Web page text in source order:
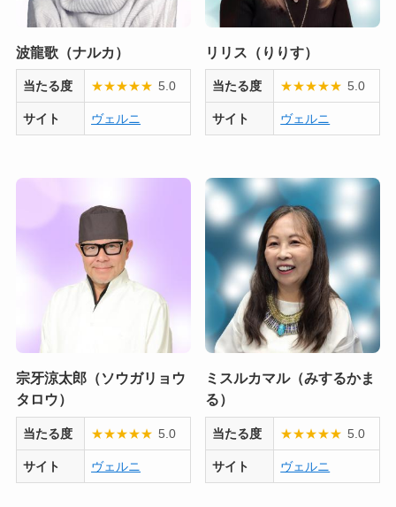
波龍歌（ナルカ）
当たる度 ★★★★★ 5.0
サイト ヴェルニ
リリス（りりす）
当たる度 ★★★★★ 5.0
サイト ヴェルニ
宗牙涼太郎（ソウガリョウ
タロウ）
当たる度 ★★★★★ 5.0
サイト ヴェルニ
ミスルカマル（みするかま
る）
当たる度 ★★★★★ 5.0
サイト ヴェルニ